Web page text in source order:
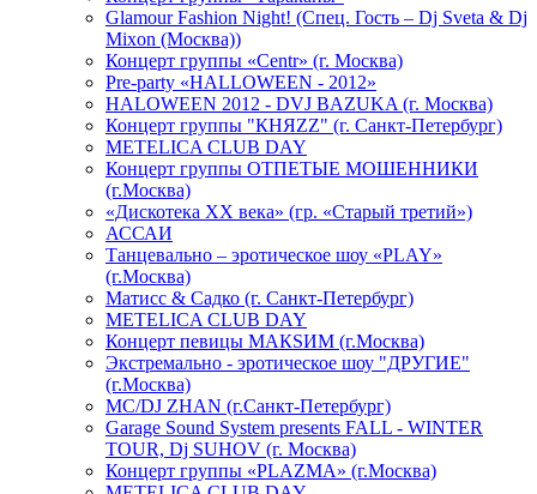
Glamour Fashion Night! (Спец. Гость – Dj Sveta & Dj
Mixon (Москва))
Концерт группы «Centr» (г. Москва)
Pre-party «HALLOWEEN - 2012»
HALOWEEN 2012 - DVJ BAZUKA (г. Москва)
Концерт группы "КНЯZZ" (г. Санкт-Петербург)
METELICA CLUB DAY
Концерт группы ОТПЕТЫЕ МОШЕННИКИ
(г.Москва)
«Дискотека ХХ века» (гр. «Старый третий»)
АССАИ
Танцевально – эротическое шоу «PLAY»
(г.Москва)
Матисс & Садко (г. Санкт-Петербург)
METELICA CLUB DAY
Концерт певицы МАКSИМ (г.Москва)
Экстремально - эротическое шоу "ДРУГИЕ"
(г.Москва)
МС/DJ ZHAN (г.Санкт-Петербург)
Garage Sound System presents FALL - WINTER
TOUR, Dj SUHOV (г. Москва)
Концерт группы «PLAZMA» (г.Москва)